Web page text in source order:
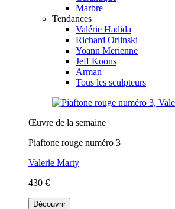
Marbre
Tendances
Valérie Hadida
Richard Orlinski
Yoann Merienne
Jeff Koons
Arman
Tous les sculpteurs
Œuvre de la semaine
Piaftone rouge numéro 3
Valerie Marty
430 €
Découvrir